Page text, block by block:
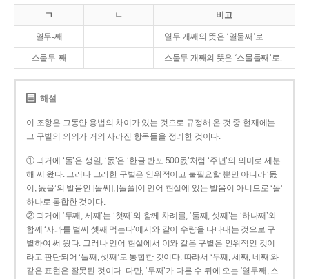
ㄱ ㄴ 비고
열두-째 열두 개째의 뜻은 ‘열둘째’로.
스물두-째 스물두 개째의 뜻은 ‘스물둘째’로.
해설
이 조항은 그동안 용법의 차이가 있는 것으로 규정해 온 것 중 현재에는
그 구별의 의의가 거의 사라진 항목들을 정리한 것이다.
① 과거에 ‘돌’은 생일, ‘돐’은 ‘한글 반포 500돐’처럼 ‘주년’의 의미로 세분
해 써 왔다. 그러나 그러한 구별은 인위적이고 불필요할 뿐만 아니라 ‘돐
이, 돐을’의 발음인 [돌씨], [돌쓸]이 언어 현실에 있는 발음이 아니므로 ‘돌’
하나로 통합한 것이다.
② 과거에 ‘두째, 세째’는 ‘첫째’와 함께 차례를, ‘둘째, 셋째’는 ‘하나째’와
함께 ‘사과를 벌써 셋째 먹는다’에서와 같이 수량을 나타내는 것으로 구
별하여 써 왔다. 그러나 언어 현실에서 이와 같은 구별은 인위적인 것이
라고 판단되어 ‘둘째, 셋째’로 통합한 것이다. 따라서 ‘두째, 세째, 네째’와
같은 표현은 잘못된 것이다. 다만, ‘두째’가 다른 수 뒤에 오는 ‘열두째, 스